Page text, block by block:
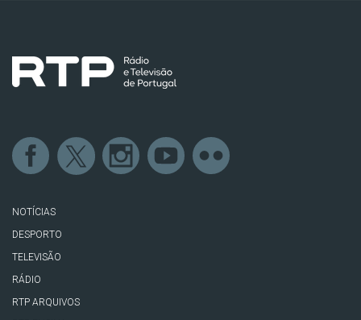
NOTÍCIAS
DESPORTO
TELEVISÃO
RÁDIO
RTP ARQUIVOS